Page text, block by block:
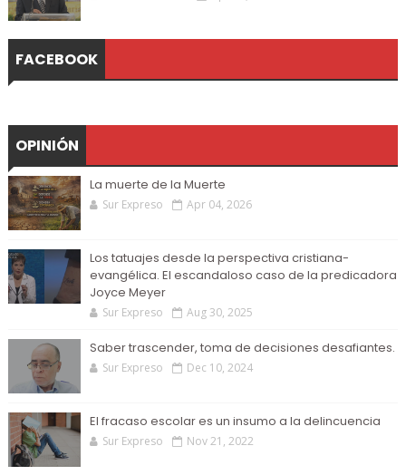
FACEBOOK
OPINIÓN
La muerte de la Muerte
Sur Expreso Apr 04, 2026
Los tatuajes desde la perspectiva cristiana-
evangélica. El escandaloso caso de la predicadora
Joyce Meyer
Sur Expreso Aug 30, 2025
Saber trascender, toma de decisiones desafiantes.
Sur Expreso Dec 10, 2024
El fracaso escolar es un insumo a la delincuencia
Sur Expreso Nov 21, 2022